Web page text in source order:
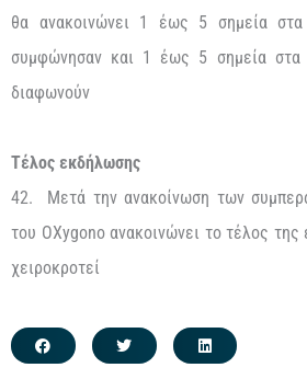
θα ανακοινώνει 1 έως 5 σημεία στα
συμφώνησαν και 1 έως 5 σημεία στα
διαφωνούν
Τέλος εκδήλωσης
42. Μετά την ανακοίνωση των
του OXygono ανακοινώνει το τέλος
χειροκροτεί